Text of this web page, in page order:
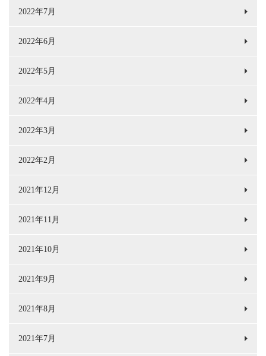
2022年7月
2022年6月
2022年5月
2022年4月
2022年3月
2022年2月
2021年12月
2021年11月
2021年10月
2021年9月
2021年8月
2021年7月